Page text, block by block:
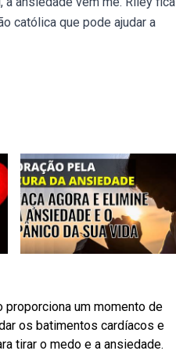
católica que pode ajudar a
proporciona um momento de
os batimentos cardíacos e
tirar o medo e a ansiedade.